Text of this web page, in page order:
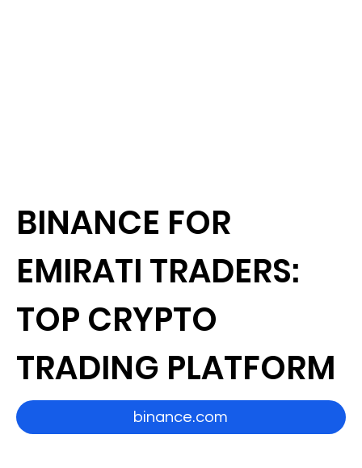
BINANCE FOR
EMIRATI TRADERS:
TOP CRYPTO
TRADING PLATFORM
binance.com